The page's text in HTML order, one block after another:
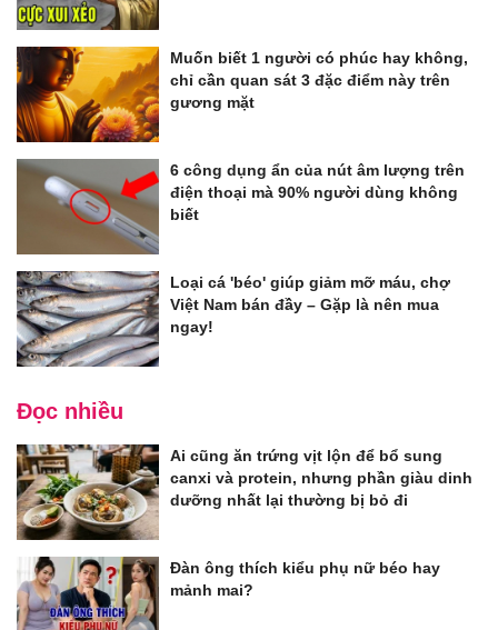
Muốn biết 1 người có phúc hay không,
chỉ cần quan sát 3 đặc điểm này trên
gương mặt
6 công dụng ẩn của nút âm lượng trên
điện thoại mà 90% người dùng không
biết
Loại cá 'béo' giúp giảm mỡ máu, chợ
Việt Nam bán đầy – Gặp là nên mua
ngay!
Đọc nhiều
Ai cũng ăn trứng vịt lộn để bổ sung
canxi và protein, nhưng phần giàu dinh
dưỡng nhất lại thường bị bỏ đi
Đàn ông thích kiểu phụ nữ béo hay
mảnh mai?